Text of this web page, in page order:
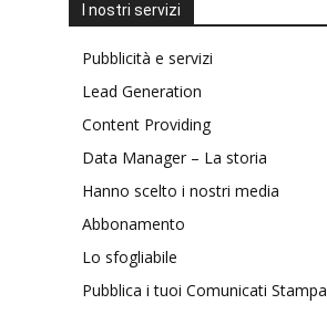
I nostri servizi
Pubblicità e servizi
Lead Generation
Content Providing
Data Manager – La storia
Hanno scelto i nostri media
Abbonamento
Lo sfogliabile
Pubblica i tuoi Comunicati Stampa